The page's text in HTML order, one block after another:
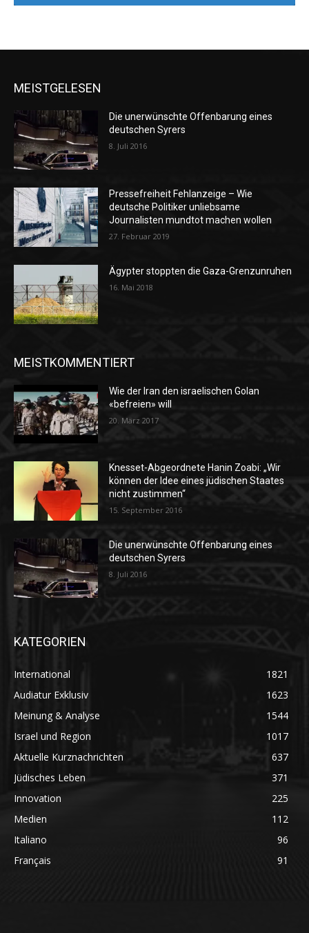
MEISTGELESEN
Die unerwünschte Offenbarung eines
deutschen Syrers
8. Juli 2016
Pressefreiheit Fehlanzeige – Wie
deutsche Politiker unliebsame
Journalisten mundtot machen wollen
27. Februar 2019
Ägypter stoppten die Gaza-Grenzunruhen
16. Mai 2018
MEISTKOMMENTIERT
Wie der Iran den israelischen Golan
«befreien» will
20. März 2017
Knesset-Abgeordnete Hanin Zoabi: „Wir
können der Idee eines jüdischen Staates
nicht zustimmen“
15. September 2016
Die unerwünschte Offenbarung eines
deutschen Syrers
8. Juli 2016
KATEGORIEN
International
1821
Audiatur Exklusiv
1623
Meinung & Analyse
1544
Israel und Region
1017
Aktuelle Kurznachrichten
637
Jüdisches Leben
371
Innovation
225
Medien
112
Italiano
96
Français
91